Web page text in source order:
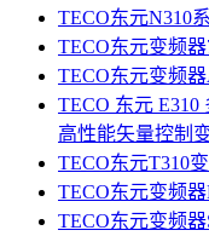
TECO东元N310
TECO东元变频
TECO东元变频
TECO 东元 E310
高性能矢量控制
TECO东元T310
TECO东元变频
TECO东元变频